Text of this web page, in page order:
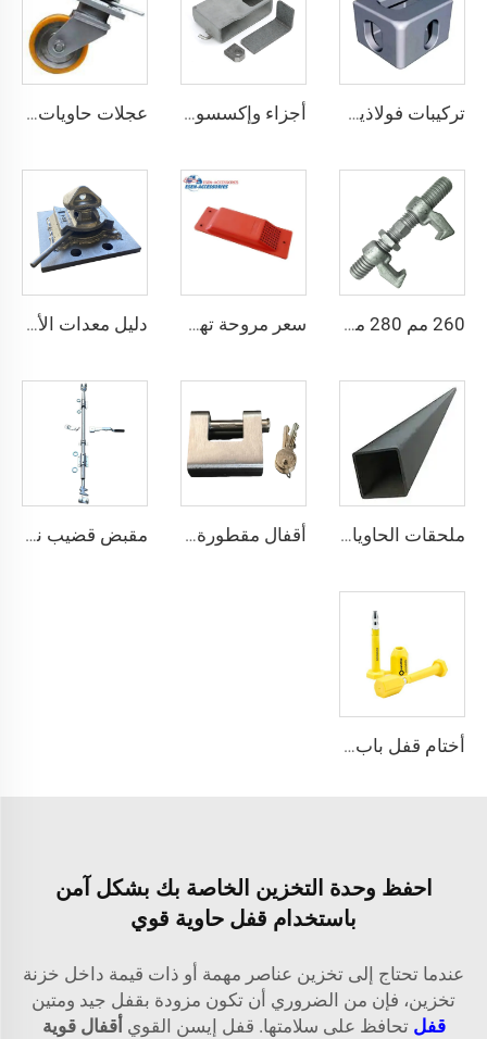
تركيبات فولاذية ISO 1161 أجزاء زاوية لحاويات الشحن تركيبات الحاويات قطع غيار الحاويات صب زوايا الحاويات الخاصة للبيع أجزاء وإكسسوارات الحاويات صندوق قفل حاوية الشحن للبيع عجلات حاويات الشحن ISO عجلات نقل شديدة التحمل بوزن 3 أطنان
260 مم 280 مم حجم مخصص معتمد من DNV GL مواد ربط حاوية شحن تركيب الجسر سعر مروحة تهوية الحاويات مروحة عادم حاويات الشحن دليل معدات الأمان الخاصة بربط الحاويات ISO قفل التواء داخلي قفل التواء ذيل السنونو
ملحقات الحاويات البحرية عالية الجودة، أنبوب مربع من الفولاذ، سكة جانبية علوية أقفال مقطورة حاويات الشحن البحري شديدة التحمل من Squire، أقفال أمان عالية الأمان، مقاس قفل للحاويات مقبض قضيب نظام قفل الباب مع مثبت قضيب قفل حاوية شحن البضائع الجافة
أختام قفل باب بلاستيكي لحاويات الشحن القريبة مني، مزودة بمسامير أمان عالية الجودة ISO 17712 لشاحنات المقطورات العالية
احفظ وحدة التخزين الخاصة بك بشكل آمن
باستخدام قفل حاوية قوي
عندما تحتاج إلى تخزين عناصر مهمة أو ذات قيمة داخل خزنة
تخزين، فإن من الضروري أن تكون مزودة بقفل جيد ومتين
قفل تحافظ على سلامتها. قفل إيسن القوي أقفال قوية